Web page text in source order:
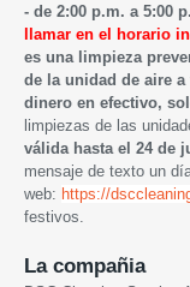
- de 2:00 p.m. a 5:00
llamar en el horario
es una limpieza
de la unidad de aire
dinero en efectivo,
limpiezas de las
válida hasta el 24 de
mensaje de texto un
web: https://
festivos.
La compañia